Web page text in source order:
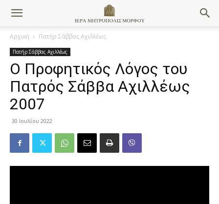
Αρχική Πατήρ Σάββας Αχιλλέως
Πατήρ Σάββας Αχιλλέως
Ο Προφητικός Λόγος του
Πατρός Σάββα Αχιλλέως
2007
30 Ιουλίου 2022